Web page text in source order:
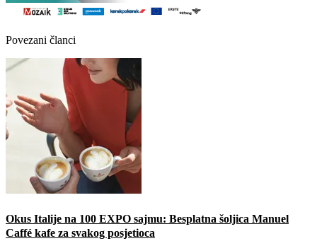
Povezani članci
Okus Italije na 100 EXPO sajmu: Besplatna šoljica Manuel
Caffé kafe za svakog posjetioca